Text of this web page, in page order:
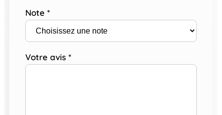
Note *
Votre avis *